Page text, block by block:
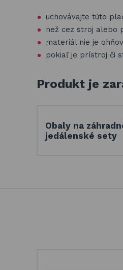
uchovávajte túto
než cez stroj alebo
materiál nie je
pokiaľ je prístroj či
Produkt je
Obaly na
jedálenské sety